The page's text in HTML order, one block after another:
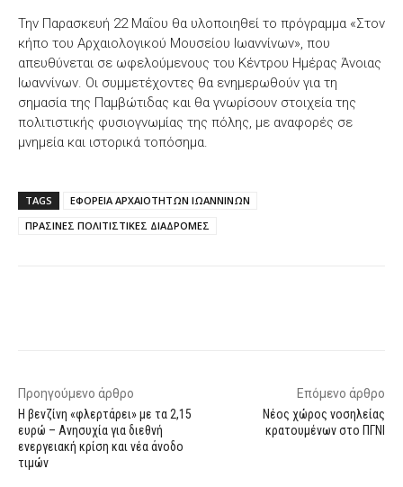
Την Παρασκευή 22 Μαΐου θα υλοποιηθεί το πρόγραμμα «Στον
κήπο του Αρχαιολογικού Μουσείου Ιωαννίνων», που
απευθύνεται σε ωφελούμενους του Κέντρου Ημέρας Άνοιας
Ιωαννίνων. Οι συμμετέχοντες θα ενημερωθούν για τη
σημασία της Παμβώτιδας και θα γνωρίσουν στοιχεία της
πολιτιστικής φυσιογνωμίας της πόλης, με αναφορές σε
μνημεία και ιστορικά τοπόσημα.
TAGS
ΕΦΟΡΕΙΑ ΑΡΧΑΙΟΤΗΤΩΝ ΙΩΑΝΝΙΝΩΝ
ΠΡΑΣΙΝΕΣ ΠΟΛΙΤΙΣΤΙΚΕΣ ΔΙΑΔΡΟΜΕΣ
Προηγούμενο άρθρο
Η βενζίνη «φλερτάρει» με τα 2,15
ευρώ – Ανησυχία για διεθνή
ενεργειακή κρίση και νέα άνοδο
τιμών
Επόμενο άρθρο
Νέος χώρος νοσηλείας
κρατουμένων στο ΠΓΝΙ